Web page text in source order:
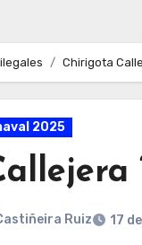
Chirigota
2025
Ruiz 17